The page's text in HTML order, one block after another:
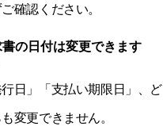
確認ください。
の日付は変更できます
行日」「支払い期限日」、ど
変更できません。